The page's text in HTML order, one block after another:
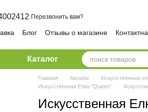
Перезвонить вам?
Блог Отзывы о магазине
Каталог
Главная Каталог Искусственные
Искусственная Елка "Queen"
Искусственная